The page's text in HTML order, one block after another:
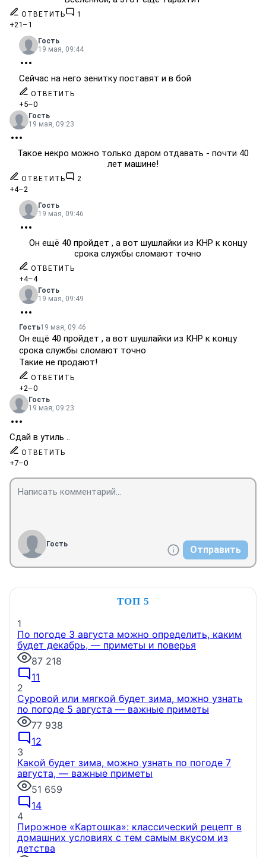
ОТВЕТИТЬ 1
+21 –1
Гость
19 мая, 09:44
Сейчас на него зенитку поставят и в бой
ОТВЕТИТЬ
+5–0
Гость
19 мая, 09:23
Такое некро можно только даром отдавать - почти 40
лет машине!
ОТВЕТИТЬ 2
+4–2
Гость
19 мая, 09:46
Он ещё 40 пройдет , а вот шушлайки из КНР к концу
срока службы сломают точно
ОТВЕТИТЬ
+4–4
Гость
19 мая, 09:49
Гость19 мая, 09:46
Он ещё 40 пройдет , а вот шушлайки из КНР к концу
срока службы сломают точно
Такие не продают!
ОТВЕТИТЬ
+2–0
Гость
19 мая, 09:23
Сдай в утиль ..
ОТВЕТИТЬ
+7–0
Гость Отправить
ТОП 5
1
По погоде 3 августа можно определить, каким
будет декабрь, — приметы и поверья
87 218
11
2
Суровой или мягкой будет зима, можно узнать
по погоде 5 августа — важные приметы
77 938
12
3
Какой будет зима, можно узнать по погоде 7
августа, — важные приметы
51 659
14
4
Пирожное «Картошка»: классический рецепт в
домашних условиях с тем самым вкусом из
детства